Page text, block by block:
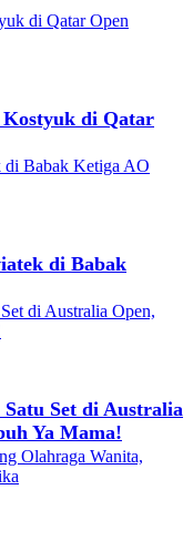
di Qatar
di Babak
Set di Australia
Ya Mama!